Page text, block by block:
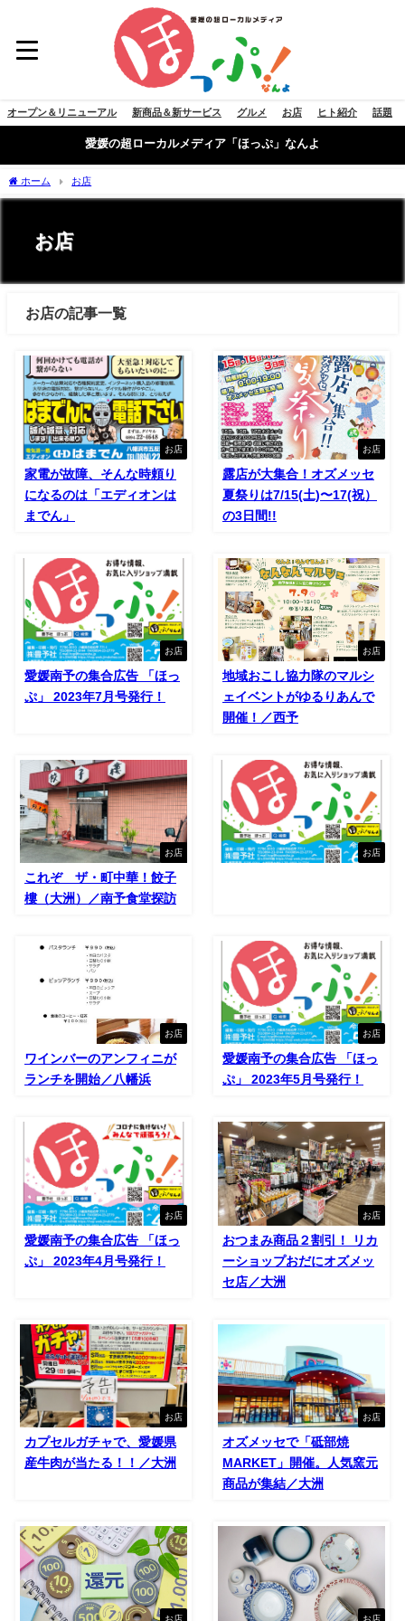
オープン＆リニューアル 新商品＆新サービス グルメ お店 ヒト紹介 話題
愛媛の超ローカルメディア「ほっぷ」なんよ
ホーム お店
お店
お店の記事一覧
お店
家電が故障、そんな時頼り
になるのは「エディオンは
までん」
お店
露店が大集合！オズメッセ
夏祭りは7/15(土)〜17(祝）
の3日間!!
お店
愛媛南予の集合広告 「ほっ
ぷ」 2023年7月号発行！
お店
地域おこし協力隊のマルシ
ェイベントがゆるりあんで
開催！／西予
お店
これぞ ザ・町中華！餃子
樓（大洲）／南予食堂探訪
お店
お店
ワインバーのアンフィニが
ランチを開始／八幡浜
お店
愛媛南予の集合広告 「ほっ
ぷ」 2023年5月号発行！
お店
愛媛南予の集合広告 「ほっ
ぷ」 2023年4月号発行！
お店
おつまみ商品２割引！ リカ
ーショップおだにオズメッ
セ店／大洲
お店
カプセルガチャで、愛媛県
産牛肉が当たる！！／大洲
お店
オズメッセで「砥部焼
MARKET」開催。人気窯元
商品が集結／大洲
お店 お店